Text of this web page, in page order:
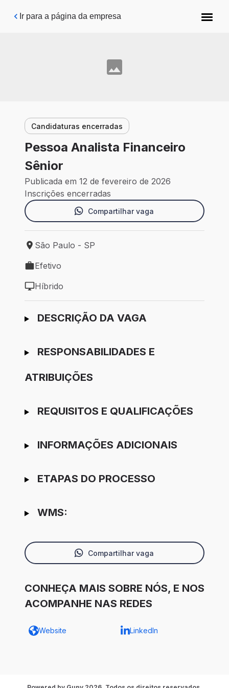
Pular para o conteúdo principal
Ir para a página da empresa
Candidaturas encerradas
Pessoa Analista Financeiro
Sênior
Publicada em 12 de fevereiro de 2026
Inscrições encerradas
Compartilhar vaga
Local de trabalho: São Paulo - SP
São Paulo - SP
Tipo de vaga: Efetivo
Efetivo
Modelo de trabalho: Híbrido
Híbrido
Ir para candidatura
DESCRIÇÃO DA VAGA
RESPONSABILIDADES E
ATRIBUIÇÕES
REQUISITOS E QUALIFICAÇÕES
INFORMAÇÕES ADICIONAIS
ETAPAS DO PROCESSO
WMS:
Compartilhar vaga
CONHEÇA MAIS SOBRE NÓS, E NOS
ACOMPANHE NAS REDES
Website LinkedIn